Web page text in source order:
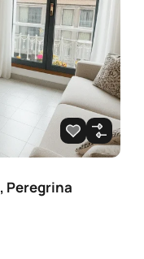
Peregrina